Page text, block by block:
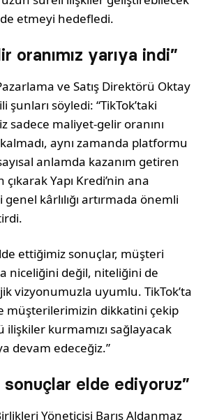
etmeyi hedefledi.
oranımız yarıya indi”
ve Satış Direktörü Oktay
söyledi: “TikTok’taki
sadece maliyet-gelir oranını
aynı zamanda platformu
anlamda kazanım getiren
Yapı Kredi’nin ana
kârlılığı artırmada önemli
ettiğimiz sonuçlar, müşteri
niceliğini değil, niteliğini de
vizyonumuzla uyumlu. TikTok’ta
müşterilerimizin dikkatini çekip
kurmamızı sağlayacak
devam edeceğiz.”
elde ediyoruz”
Yöneticisi Barış Aldanmaz